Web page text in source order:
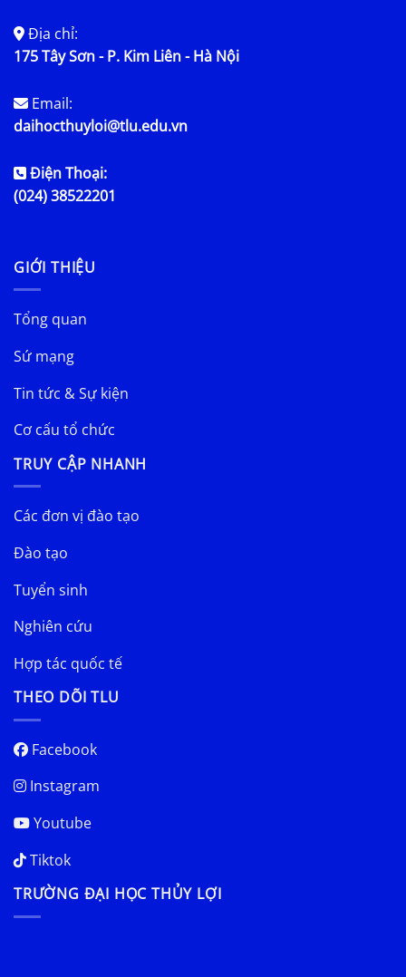
Địa chỉ:
175 Tây Sơn - P. Kim Liên - Hà Nội
Email:
daihocthuyloi@tlu.edu.vn
Điện Thoại:
(024) 38522201
GIỚI THIỆU
Tổng quan
Sứ mạng
Tin tức & Sự kiện
Cơ cấu tổ chức
TRUY CẬP NHANH
Các đơn vị đào tạo
Đào tạo
Tuyển sinh
Nghiên cứu
Hợp tác quốc tế
THEO DÕI TLU
Facebook
Instagram
Youtube
Tiktok
TRƯỜNG ĐẠI HỌC THỦY LỢI